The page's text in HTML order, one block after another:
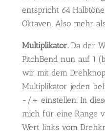
entspricht 64
Oktaven. Also mehr
Multiplikator.Da der
PitchBend nun auf 1
wir mit dem
Multiplikator jeden
-/+ einstellen. In
mich für eine Range
Wert links vom